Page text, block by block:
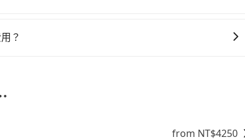
。不必擔心自己開車的安全風險。但是客運的班次和行
？
費用。
from NT$4250